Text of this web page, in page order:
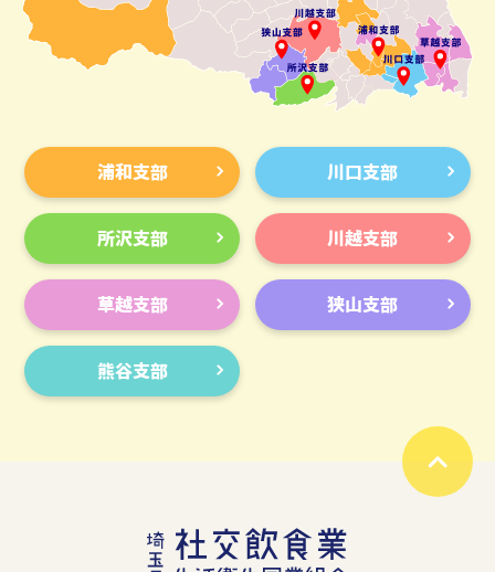
浦和支部 川口支部
所沢支部 川越支部
草越支部 狭山支部
熊谷支部